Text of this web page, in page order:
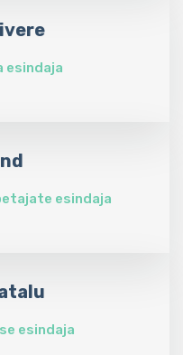
esindaja
esindaja
esindaja